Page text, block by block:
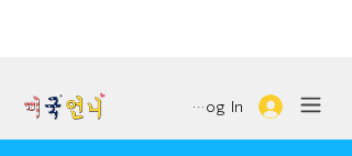
Log In